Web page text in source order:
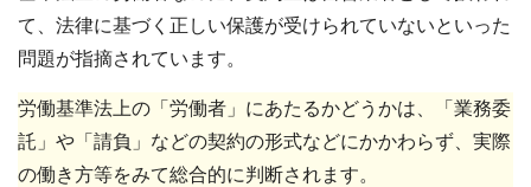
て、法律に基づく正しい保護が受けられていないといった
問題が指摘されています。
労働基準法上の「労働者」にあたるかどうかは、「業務委
託」や「請負」などの契約の形式などにかかわらず、実際
の働き方等をみて総合的に判断されます。